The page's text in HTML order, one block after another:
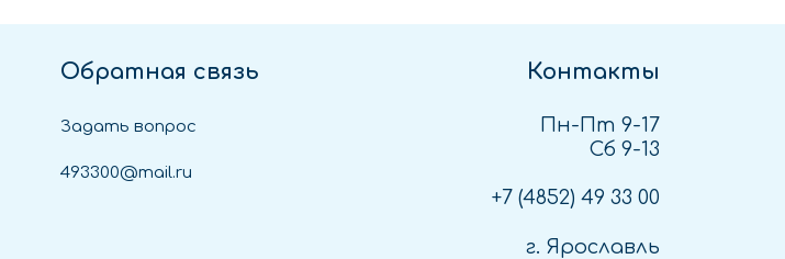
Обратная связь
Задать вопрос
493300@mail.ru
Контакты
Пн-Пт 9-17
Сб 9-13
+7 (4852) 49 33 00
г. Ярославль